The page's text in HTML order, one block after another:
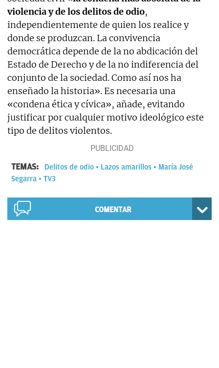
violencia y de los delitos de odio,
independientemente de quien los realice y
donde se produzcan. La convivencia
democrática depende de la no abdicación del
Estado de Derecho y de la no indiferencia del
conjunto de la sociedad. Como así nos ha
enseñado la historia». Es necesaria una
«condena ética y cívica», añade, evitando
justificar por cualquier motivo ideológico este
tipo de delitos violentos.
TEMAS: Delitos de odio Lazos amarillos
María José
Segarra
TV3
COMENTAR